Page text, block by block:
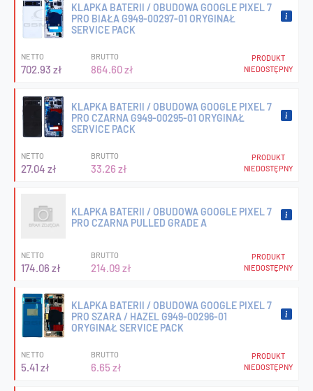
KLAPKA BATERII / OBUDOWA GOOGLE PIXEL 7
PRO BIAŁA G949-00297-01 ORYGINAŁ
SERVICE PACK
NETTO
702.93 zł
BRUTTO
864.60 zł
PRODUKT
NIEDOSTĘPNY
KLAPKA BATERII / OBUDOWA GOOGLE PIXEL 7
PRO CZARNA G949-00295-01 ORYGINAŁ
SERVICE PACK
NETTO
27.04 zł
BRUTTO
33.26 zł
PRODUKT
NIEDOSTĘPNY
KLAPKA BATERII / OBUDOWA GOOGLE PIXEL 7
PRO CZARNA PULLED GRADE A
NETTO
174.06 zł
BRUTTO
214.09 zł
PRODUKT
NIEDOSTĘPNY
KLAPKA BATERII / OBUDOWA GOOGLE PIXEL 7
PRO SZARA / HAZEL G949-00296-01
ORYGINAŁ SERVICE PACK
NETTO
5.41 zł
BRUTTO
6.65 zł
PRODUKT
NIEDOSTĘPNY